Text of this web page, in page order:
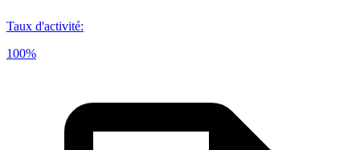
Taux d'activité:
100%